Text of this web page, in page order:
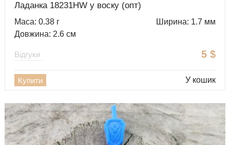
Ладанка 18231HW у воску (опт)
Маса: 0.38 г
Ширина: 1.7 мм
Довжина: 2.6 см
5 $
Відгуки
Купити У кошик